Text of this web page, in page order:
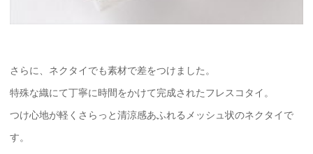
さらに、ネクタイでも素材で差をつけました。
特殊な織にて丁寧に時間をかけて完成されたフレスコタイ。
つけ心地が軽くさらっと清涼感あふれるメッシュ状のネクタイで
す。